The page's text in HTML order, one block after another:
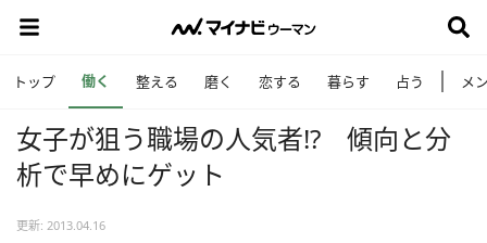
トップ 働く 整える 磨く 恋する 暮らす 占う メ
女子が狙う職場の人気者!? 傾向と分
析で早めにゲット
更新: 2013.04.16